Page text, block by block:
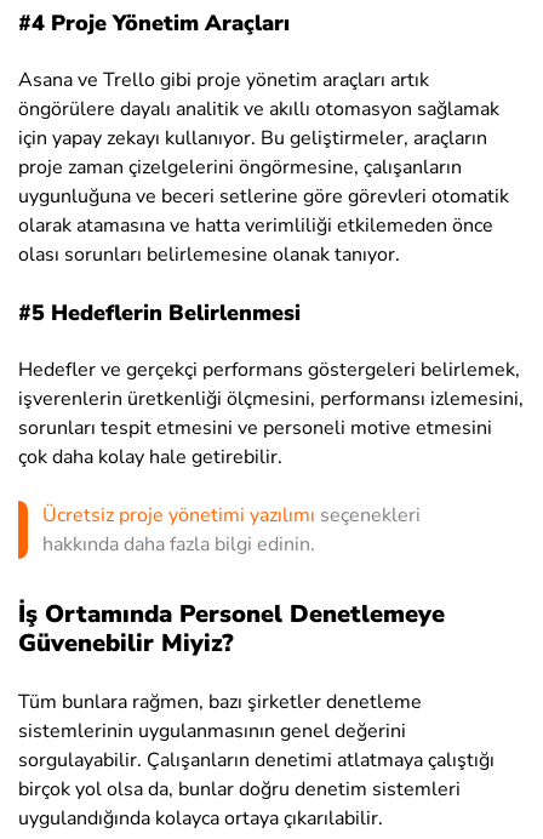
#4 Proje Yönetim Araçları
Asana ve Trello gibi proje yönetim araçları artık
öngörülere dayalı analitik ve akıllı otomasyon sağlamak
için yapay zekayı kullanıyor. Bu geliştirmeler, araçların
proje zaman çizelgelerini öngörmesine, çalışanların
uygunluğuna ve beceri setlerine göre görevleri otomatik
olarak atamasına ve hatta verimliliği etkilemeden önce
olası sorunları belirlemesine olanak tanıyor.
#5 Hedeflerin Belirlenmesi
Hedefler ve gerçekçi performans göstergeleri belirlemek,
işverenlerin üretkenliği ölçmesini, performansı izlemesini,
sorunları tespit etmesini ve personeli motive etmesini
çok daha kolay hale getirebilir.
Ücretsiz proje yönetimi yazılımı seçenekleri
hakkında daha fazla bilgi edinin.
İş Ortamında Personel Denetlemeye
Güvenebilir Miyiz?
Tüm bunlara rağmen, bazı şirketler denetleme
sistemlerinin uygulanmasının genel değerini
sorgulayabilir. Çalışanların denetimi atlatmaya çalıştığı
birçok yol olsa da, bunlar doğru denetim sistemleri
uygulandığında kolayca ortaya çıkarılabilir.